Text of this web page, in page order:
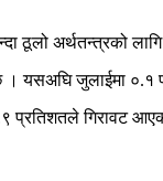
ठूलो अर्थतन्त्रको
जुलाईमा ०.१
प्रतिशतले गिरावट